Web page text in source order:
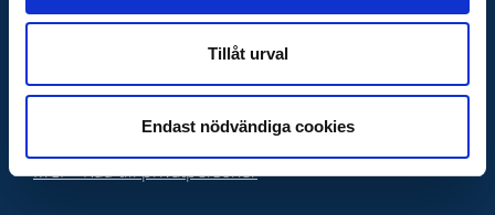
Tillåt urval
Endast nödvändiga cookies
Krisinformation
- Krisinformation för barn och unga
MCF - Råd till privatpersoner